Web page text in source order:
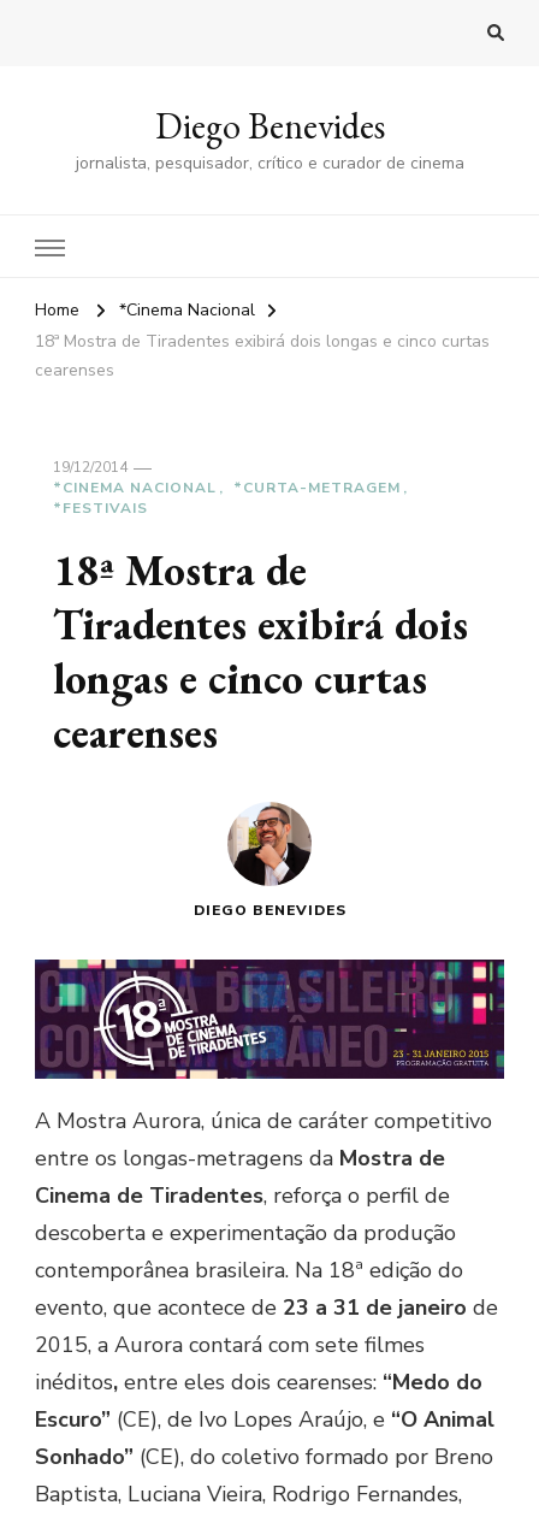
Diego Benevides
jornalista, pesquisador, crítico e curador de cinema
Home
*Cinema Nacional
18ª Mostra de Tiradentes exibirá dois longas e cinco curtas
cearenses
19/12/2014
*CINEMA NACIONAL
*CURTA-METRAGEM
*FESTIVAIS
18ª Mostra de
Tiradentes exibirá dois
longas e cinco curtas
cearenses
DIEGO BENEVIDES
A Mostra Aurora, única de caráter competitivo
entre os longas-metragens da Mostra de
Cinema de Tiradentes, reforça o perfil de
descoberta e experimentação da produção
contemporânea brasileira. Na 18ª edição do
evento, que acontece de 23 a 31 de janeiro de
2015, a Aurora contará com sete filmes
inéditos, entre eles dois cearenses: “Medo do
Escuro” (CE), de Ivo Lopes Araújo, e “O Animal
Sonhado” (CE), do coletivo formado por Breno
Baptista, Luciana Vieira, Rodrigo Fernandes,